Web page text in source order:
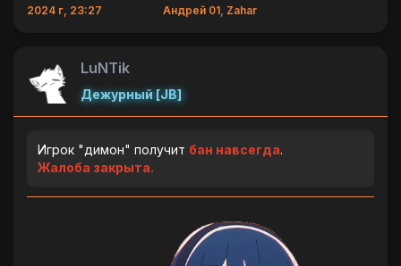
2024 г, 23:27
Андрей 01, Zahar
LuNTik
Дежурный [JB]
Игрок "димон" получит бан навсегда.
Жалоба закрыта.